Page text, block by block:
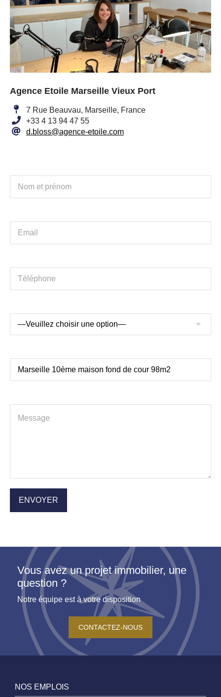
Agence Etoile Marseille Vieux Port
7 Rue Beauvau, Marseille, France
+33 4 13 94 47 55
d.bloss@agence-etoile.com
Vous avez un projet immobilier, une
question ?
Notre équipe est à votre disposition
CONTACTEZ-NOUS
NOS EMPLOIS